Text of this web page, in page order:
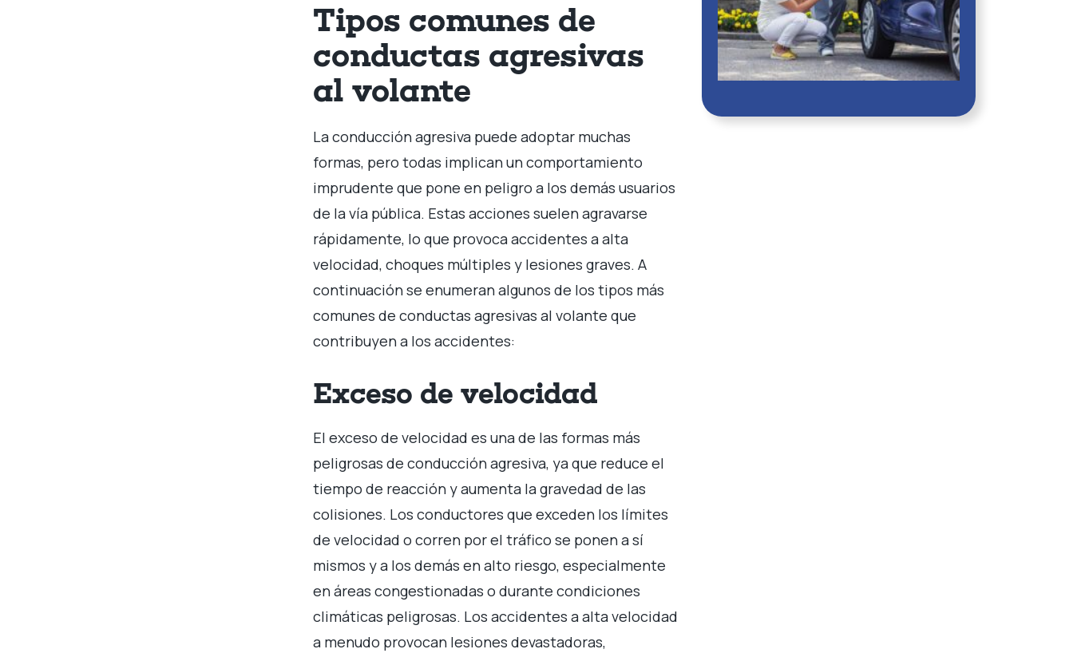
Tipos comunes de
conductas agresivas
al volante
La conducción agresiva puede adoptar muchas
formas, pero todas implican un comportamiento
imprudente que pone en peligro a los demás usuarios
de la vía pública. Estas acciones suelen agravarse
rápidamente, lo que provoca accidentes a alta
velocidad, choques múltiples y lesiones graves. A
continuación se enumeran algunos de los tipos más
comunes de conductas agresivas al volante que
contribuyen a los accidentes:
Exceso de velocidad
El exceso de velocidad es una de las formas más
peligrosas de conducción agresiva, ya que reduce el
tiempo de reacción y aumenta la gravedad de las
colisiones. Los conductores que exceden los límites
de velocidad o corren por el tráfico se ponen a sí
mismos y a los demás en alto riesgo, especialmente
en áreas congestionadas o durante condiciones
climáticas peligrosas. Los accidentes a alta velocidad
a menudo provocan lesiones devastadoras,